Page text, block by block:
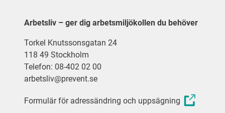
Arbetsliv – ger dig arbetsmiljökollen du behöver
Torkel Knutssonsgatan 24
118 49 Stockholm
Telefon: 08-402 02 00
arbetsliv@prevent.se
Formulär för adressändring och uppsägning